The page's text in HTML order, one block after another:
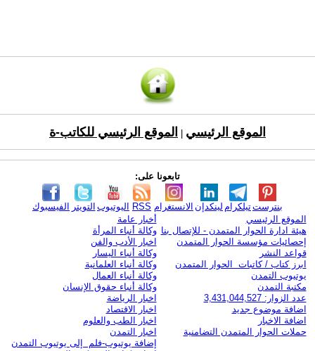
الموقع الرئيسي الموقع الرئيسي للكاتب-ة
تابعونا على:
الفيسبوك التويتر اليوتيوب RSS الانستغرام لينكدإن تيلكرامبنترست
الموقع الرئيسي
هيئة ادارة الحوار المتمدن - للإتصال بنا
إحصائيات مؤسسة الحوار المتمدن
قواعد النشر
ابرز كتاب / كاتبات الحوار المتمدن
يوتيوب التمدن
مكتبة التمدن
عدد الزوار: 3,431,044,527
اضافة موضوع جديد
اضافة الاخبار
حملات الحوار المتمدن التضامنية
أخبار عامة
وكالة أنباء المرأة
اخبار الأدب والفن
وكالة أنباء اليسار
وكالة أنباء العلمانية
وكالة أنباء العمال
وكالة أنباء حقوق الإنسان
اخبار الرياضة
اخبار الاقتصاد
اخبار الطب والعلوم
اخبار التمدن
إضافة يوتيوب-فلم إلى يوتيوب التمدن